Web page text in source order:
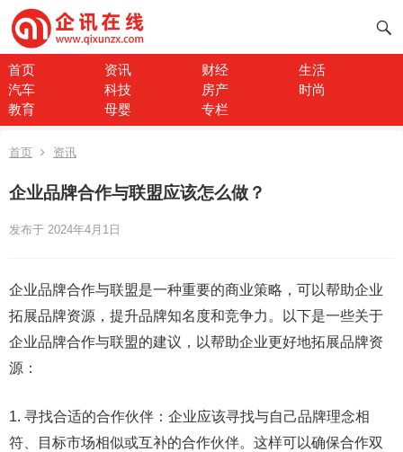
首页 资讯 财经
生活
汽车
科技 房产
时尚
教育
母婴 专栏
首页 资讯
企业品牌合作与联盟应该怎么做？
发布于 2024年4月1日
企业品牌合作与联盟是一种重要的商业策略，可以帮助企业
拓展品牌资源，提升品牌知名度和竞争力。以下是一些关于
企业品牌合作与联盟的建议，以帮助企业更好地拓展品牌资
源：
1. 寻找合适的合作伙伴：企业应该寻找与自己品牌理念相
符、目标市场相似或互补的合作伙伴。这样可以确保合作双